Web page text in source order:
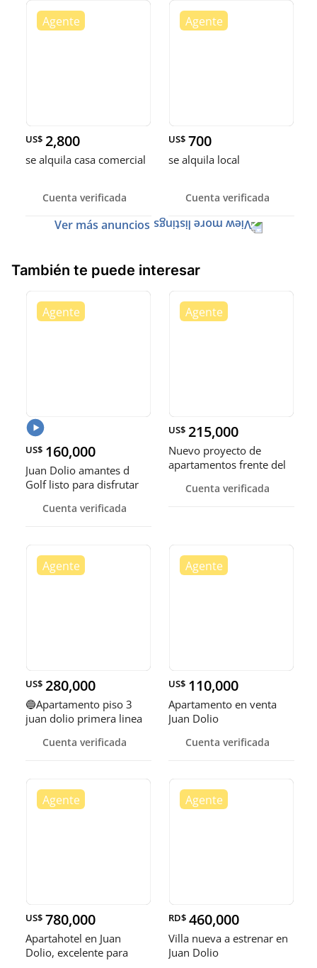
US$ 2,800
se alquila casa comercial
Cuenta verificada
US$ 700
se alquila local
Cuenta verificada
Ver más anuncios
También te puede interesar
US$ 160,000
Juan Dolio amantes d
Golf listo para disfrutar
Negociable
Cuenta verificada
US$ 215,000
Nuevo proyecto de
apartamentos frente del
Cuenta verificada
US$ 280,000
🔵Apartamento piso 3
juan dolio primera linea
Cuenta verificada
US$ 110,000
Apartamento en venta
Juan Dolio
Cuenta verificada
US$ 780,000
Apartahotel en Juan
Dolio, excelente para
RD$ 460,000
Villa nueva a estrenar en
Juan Dolio